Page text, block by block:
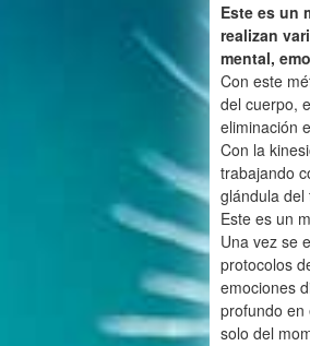
Este es un
realizan
mental,
Con este
del cuerpo,
eliminación
Con la
trabajando
glándula del
Este es un
Una vez se
protocolos
emociones
profundo en
solo del